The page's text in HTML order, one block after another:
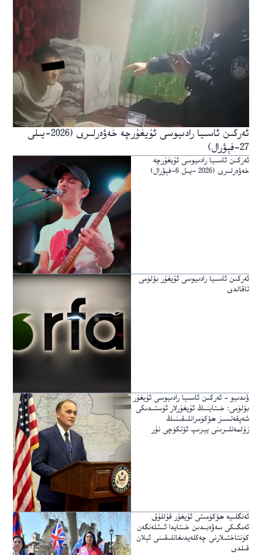
ئەركىن ئاسىيا رادىيوسى ئۇيغۇرچە خەۋەرلىرى (2026-يىلى
27-فېۋرال)
ئەركىن ئاسىيا رادىيوسى ئۇيغۇرچە
خەۋەرلىرى (2026 -يىل 6-فېۋرال)
ئەركىن ئاسىيا رادىيوسى ئۇيغۇر بۆلۈمى
تاقالدى
ۋىدىيو – ئەركىن ئاسىيا رادىيوسى ئۇيغۇر
بۆلۈمى: خىتاينىڭ ئۇيغۇرلار ئۈستىدىكى
شەپقەتسىز ھۆكۈمرانلىقىنىڭ
زۇلمەتلىرىنى يېرىپ ئۆتكۈچى نۇر
ئەنگلىيە ھۆكۈمىتى ئۇيغۇر قۇللۇق
ئەمگىكى سەۋەبىدىن خىتايدا ئىشلەنگەن
كۈنتاختىلارنى چەكلەيدىغانلىقىنى ئېلان
قىلدى